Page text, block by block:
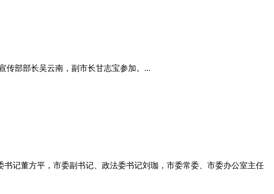
传部部长吴云南，副市长甘志宝参加。...
记董方平，市委副书记、政法委书记刘珈，市委常委、市委办公室主任